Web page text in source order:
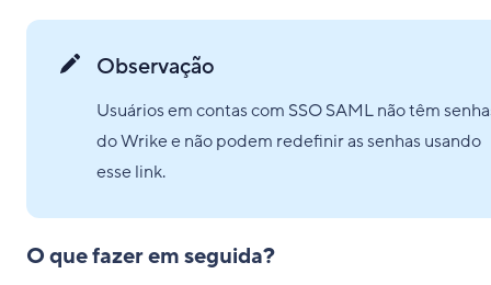
Observação
Usuários em contas com SSO SAML não têm
do Wrike e não podem redefinir as senhas usando
esse link.
O que fazer em seguida?